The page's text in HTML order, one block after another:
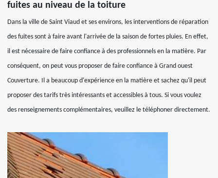
fuites au niveau de la toiture
Dans la ville de Saint Viaud et ses environs, les interventions de réparation
des fuites sont à faire avant l'arrivée de la saison de fortes pluies. En effet,
il est nécessaire de faire confiance à des professionnels en la matière. Par
conséquent, on peut vous proposer de faire confiance à Grand ouest
Couverture. Il a beaucoup d'expérience en la matière et sachez qu'il peut
proposer des tarifs très intéressants et accessibles à tous. Si vous voulez
des renseignements complémentaires, veuillez le téléphoner directement.